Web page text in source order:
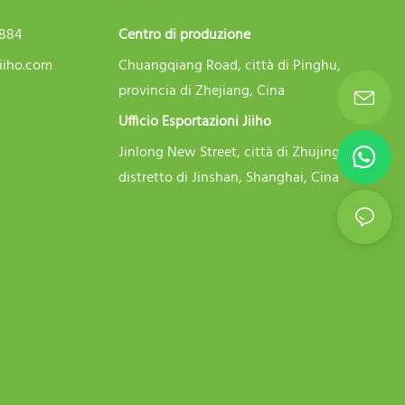
Centro di produzione
Chuangqiang Road, città di Pinghu,
provincia di Zhejiang, Cina
Ufficio Esportazioni Jiiho
Jinlong New Street, città di Zhujing,
distretto di Jinshan, Shanghai, Cina